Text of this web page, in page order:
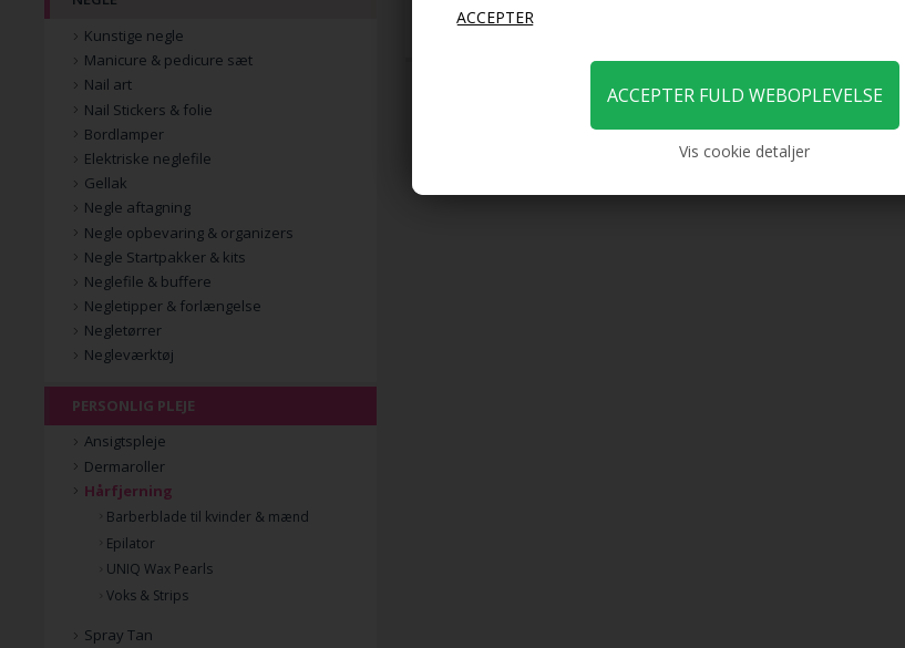
Vis cookie detaljer
69,00DKK
Kunstige negle
Manicure & pedicure sæt
Nail art
Nail Stickers & folie
Bordlamper
Elektriske neglefile
Gellak
Negle aftagning
Negle opbevaring & organizers
Negle Startpakker & kits
Neglefile & buffere
Negletipper & forlængelse
Negletørrer
Negleværktøj
PERSONLIG PLEJE
Ansigtspleje
Dermaroller
Hårfjerning
Barberblade til kvinder & mænd
Epilator
UNIQ Wax Pearls
Voks & Strips
Spray Tan